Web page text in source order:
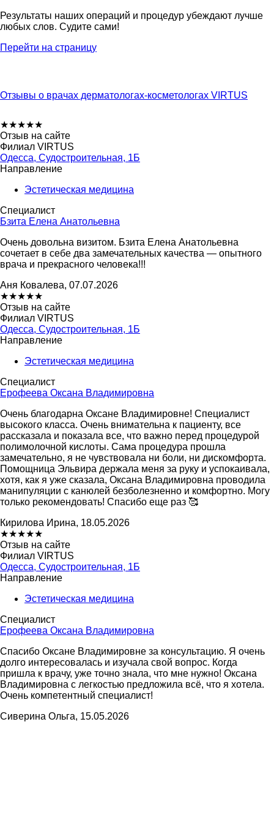
Результаты наших операций и процедур убеждают лучше
любых слов. Судите сами!
Перейти на страницу
Отзывы о врачах дерматологах-косметологах VIRTUS
★★★★★
Отзыв на сайте
Филиал VIRTUS
Одесса, Судостроительная, 1Б
Направление
Эстетическая медицина
Специалист
Бзита Елена Анатольевна
Очень довольна визитом. Бзита Елена Анатольевна
сочетает в себе два замечательных качества — опытного
врача и прекрасного человека!!!
Аня Ковалева, 07.07.2026
★★★★★
Отзыв на сайте
Филиал VIRTUS
Одесса, Судостроительная, 1Б
Направление
Эстетическая медицина
Специалист
Ерофеева Оксана Владимировна
Очень благодарна Оксане Владимировне! Специалист
высокого класса. Очень внимательна к пациенту, все
рассказала и показала все, что важно перед процедурой
полимолочной кислоты. Сама процедура прошла
замечательно, я не чувствовала ни боли, ни дискомфорта.
Помощница Эльвира держала меня за руку и успокаивала,
хотя, как я уже сказала, Оксана Владимировна проводила
манипуляции с канюлей безболезненно и комфортно. Могу
только рекомендовать! Спасибо еще раз 🥰
Кирилова Ирина, 18.05.2026
★★★★★
Отзыв на сайте
Филиал VIRTUS
Одесса, Судостроительная, 1Б
Направление
Эстетическая медицина
Специалист
Ерофеева Оксана Владимировна
Спасибо Оксане Владимировне за консультацию. Я очень
долго интересовалась и изучала свой вопрос. Когда
пришла к врачу, уже точно знала, что мне нужно! Оксана
Владимировна с легкостью предложила всё, что я хотела.
Очень компетентный специалист!
Сиверина Ольга, 15.05.2026